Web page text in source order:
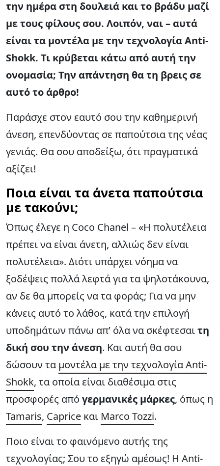
την ημέρα στη δουλειά και το βράδυ μαζί
με τους φίλους σου. Λοιπόν, ναι – αυτά
είναι τα μοντέλα με την τεχνολογία Anti-
Shokk. Τι κρύβεται κάτω από αυτή την
ονομασία; Την απάντηση θα τη βρεις σε
αυτό το άρθρο!
Παράσχε στον εαυτό σου την καθημερινή
άνεση, επενδύοντας σε παπούτσια της νέας
γενιάς. Θα σου αποδείξω, ότι πραγματικά
αξίζει!
Ποια είναι τα άνετα παπούτσια
με τακούνι;
Όπως έλεγε η Coco Chanel – «Η πολυτέλεια
πρέπει να είναι άνετη, αλλιώς δεν είναι
πολυτέλεια». Διότι υπάρχει νόημα να
ξοδέψεις πολλά λεφτά για τα ψηλοτάκουνα,
αν δε θα μπορείς να τα φοράς; Για να μην
κάνεις αυτό το λάθος, κατά την επιλογή
υποδημάτων πάνω απ’ όλα να σκέφτεσαιτη
δική σου την άνεση. Και αυτή θα σου
δώσουν τα μοντέλα με την τεχνολογία Anti-
Shokk, τα οποία είναι διαθέσιμα στις
προσφορές από γερμανικές μάρκες, όπως η
Tamaris, Caprice και Marco Tozzi.
Ποιο είναι το φαινόμενο αυτής της
τεχνολογίας; Σου το εξηγώ αμέσως! Η Anti-